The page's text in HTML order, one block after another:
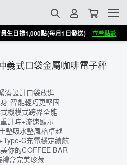
生日禮1,000點(每月1日發送) 查看點數
義式口袋金屬咖啡電子秤
湊設計口袋放進
-智能輕巧更堅固
機模式跨界全能
計時+流速顯示
墊吸水墊風格卓越
C充電穩定續航
你的COFFEE BAR
盒完美珍藏